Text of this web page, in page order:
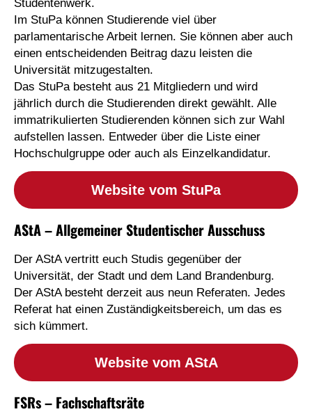
Studentenwerk.
Im StuPa können Studierende viel über
parlamentarische Arbeit lernen. Sie können aber auch
einen entscheidenden Beitrag dazu leisten die
Universität mitzugestalten.
Das StuPa besteht aus 21 Mitgliedern und wird
jährlich durch die Studierenden direkt gewählt. Alle
immatrikulierten Studierenden können sich zur Wahl
aufstellen lassen. Entweder über die Liste einer
Hochschulgruppe oder auch als Einzelkandidatur.
Website vom StuPa
AStA – Allgemeiner Studentischer Ausschuss
Der AStA vertritt euch Studis gegenüber der
Universität, der Stadt und dem Land Brandenburg.
Der AStA besteht derzeit aus neun Referaten. Jedes
Referat hat einen Zuständigkeitsbereich, um das es
sich kümmert.
Website vom AStA
FSRs – Fachschaftsräte